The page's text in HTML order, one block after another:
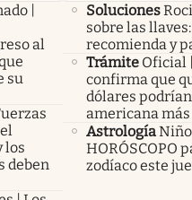
|
al
su
los
deben
Soluciones
sobre las
recomienda y
Trámite Oficial
confirma que
dólares
americana
Astrología
HORÓSCOPO
zodíaco este